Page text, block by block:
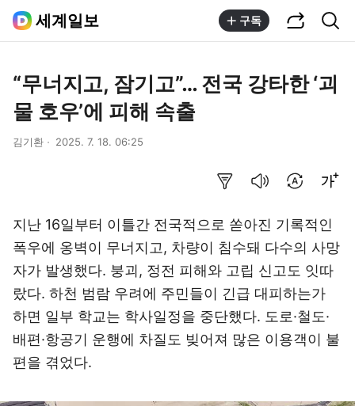
세계일보 구독
“무너지고, 잠기고”… 전국 강타한 ‘괴
물 호우’에 피해 속출
김기환 2025. 7. 18. 06:25
지난 16일부터 이틀간 전국적으로 쏟아진 기록적인
폭우에 옹벽이 무너지고, 차량이 침수돼 다수의 사망
자가 발생했다. 붕괴, 정전 피해와 고립 신고도 잇따
랐다. 하천 범람 우려에 주민들이 긴급 대피하는가
하면 일부 학교는 학사일정을 중단했다. 도로·철도·
배편·항공기 운행에 차질도 빚어져 많은 이용객이 불
편을 겪었다.